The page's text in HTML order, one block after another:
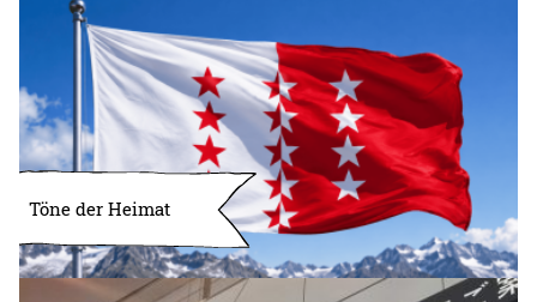
Töne der Heimat